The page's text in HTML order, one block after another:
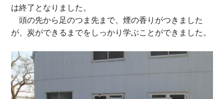
は終了となりました。
頭の先から足のつま先まで、煙の香りがつきました
が、炭ができるまでをしっかり学ぶことができました。